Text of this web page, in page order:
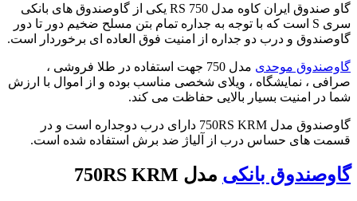
گاو صندوق ایران کاوه مدل 750 RS یکی از گاوصندوق های بانکی
سری S است که با توجه به جداره تمام بتن مسلح ضخیم دور تا دور
گاوصندوق و درب دو جداره از امنیت فوق العاده ای برخوردار است.
گاوصندوق موحدی
مدل 750 جهت استفاده در طلا فروشی ،
صرافی ، نمایشگاه ، ویلای شخصی مناسب بوده و از اموال با ارزش
شما در امنیت بسیار بالایی حفاظت می کند.
گاوصندوق مدل 750RS KRM دارای درب دوجداره است و در
قسمت های حساس درب از آلیاژ ضد برش استفاده شده است.
گاوصندوق بانکی مدل 750RS KRM